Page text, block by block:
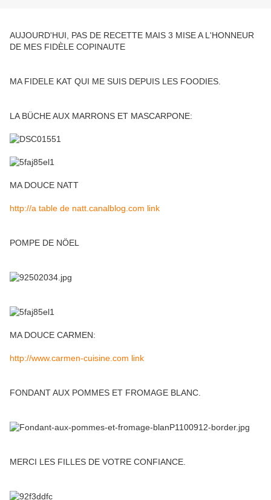
AUJOURD'HUI, PAS DE RECETTE MAIS 3 MISE A L'HONNEUR
DE MES FIDÈLE COPINAUTE
MA FIDELE KAT QUI ME SUIS DEPUIS LES FOODIES.
LA BÜCHE AUX MARRONS ET MASCARPONE:
MA DOUCE NATT
http://a table de natt.canalblog.com link
POMPE DE NÖEL
MA DOUCE CARMEN:
http://www.carmen-cuisine.com link
FONDANT AUX POMMES ET FROMAGE BLANC.
MERCI LES FILLES DE VOTRE CONFIANCE.